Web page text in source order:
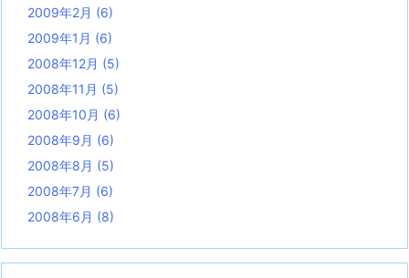
2009年2月 (6)
2009年1月 (6)
2008年12月 (5)
2008年11月 (5)
2008年10月 (6)
2008年9月 (6)
2008年8月 (5)
2008年7月 (6)
2008年6月 (8)